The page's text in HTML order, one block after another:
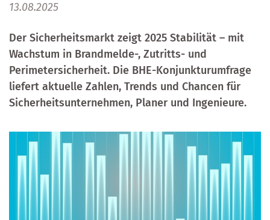
13.08.2025
Der Sicherheitsmarkt zeigt 2025 Stabilität – mit
Wachstum in Brandmelde-, Zutritts- und
Perimetersicherheit. Die BHE-Konjunkturumfrage
liefert aktuelle Zahlen, Trends und Chancen für
Sicherheitsunternehmen, Planer und Ingenieure.